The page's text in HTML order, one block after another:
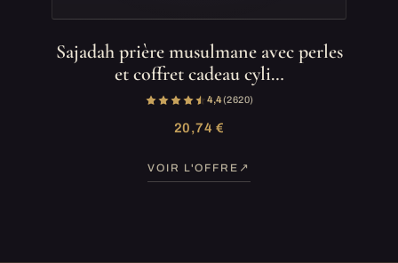
Sajadah prière musulmane avec perles
et coffret cadeau cyli…
4,4(2 620)
20,74 €
VOIR L'OFFRE